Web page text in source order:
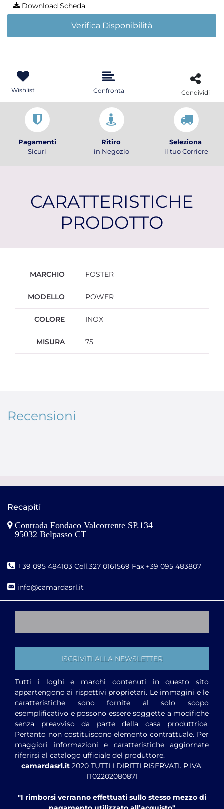
Download Scheda
Verifica Disponibilità
Wishlist Confronta Condividi
Pagamenti
Sicuri
Ritiro
in Negozio
Seleziona
il tuo Corriere
CARATTERISTICHE
PRODOTTO
MARCHIO FOSTER
MODELLO POWER
COLORE INOX
MISURA 75
Recensioni
Recapiti
Contrada Fondaco Valcorrente SP.134
95032 Belpasso CT
+39 095 484103 Cell.327 0161569 Fax +39 095 483807
info@camardasrl.it
Tutti i loghi e marchi contenuti in questo sito
appartengono ai rispettivi proprietari. Le immagini e le
caratteristiche sono fornite al solo scopo
esemplificativo e possono essere soggette a modifiche
senza preavviso da parte della casa produttrice.
Pertanto non costituiscono elemento contrattuale. Per
maggiori informazioni e caratteristiche aggiornate
riferirsi al catalogo ufficiale del produttore.
camardasrl.it2020 TUTTI I DIRITTI RISERVATI. P.IVA:
IT02202080871
"I rimborsi verranno effettuati sullo stesso mezzo di